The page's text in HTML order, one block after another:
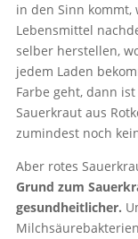
in den Sinn
Lebensmittel
selber herstellen,
jedem Laden
Farbe geht, dann
Sauerkraut aus
zumindest noch
Aber rotes
Grund zum
gesundheitlicher.